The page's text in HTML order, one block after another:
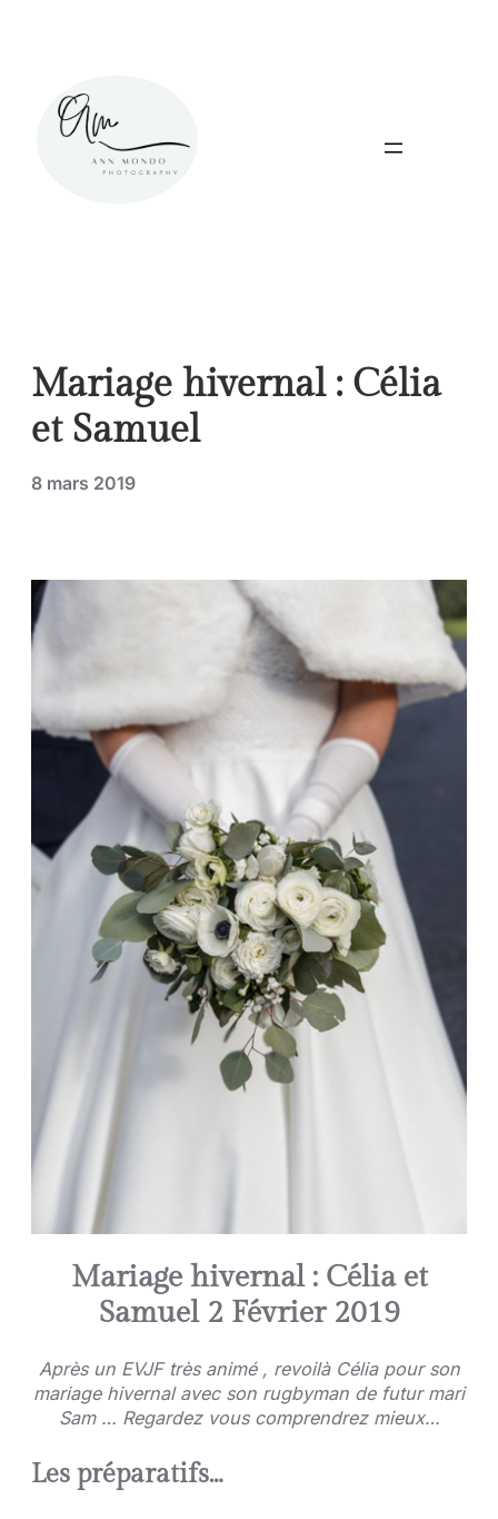
Mariage hivernal : Célia
et Samuel
8 mars 2019
Mariage hivernal : Célia et
Samuel 2 Février 2019
Après un EVJF très animé , revoilà Célia pour son
mariage hivernal avec son rugbyman de futur mari
Sam … Regardez vous comprendrez mieux…
Les préparatifs…